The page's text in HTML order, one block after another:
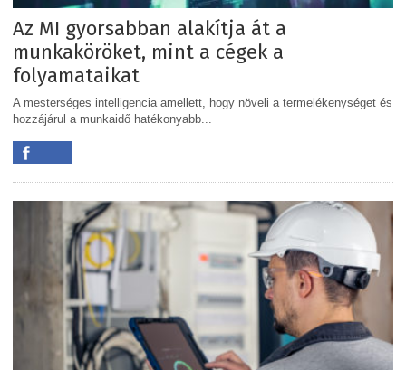
Az MI gyorsabban alakítja át a
munkaköröket, mint a cégek a
folyamataikat
A mesterséges intelligencia amellett, hogy növeli a termelékenységet és
hozzájárul a munkaidő hatékonyabb...